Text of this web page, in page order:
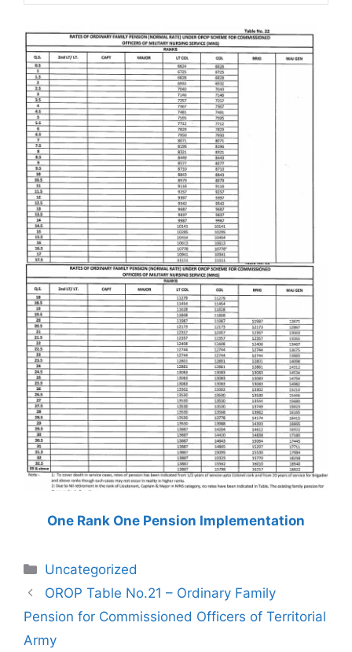
One Rank One Pension Implementation
Categories
Uncategorized
OROP Table No.21 – Ordinary Family
Pension for Commissioned Officers of Territorial
Army